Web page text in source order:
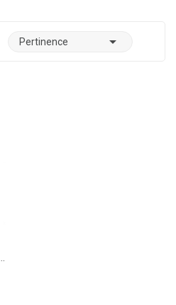
Pertinence 